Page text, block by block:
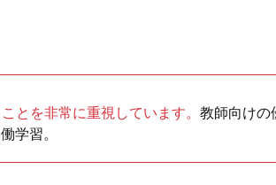
とを非常に重視しています。 教師向けの
学習。